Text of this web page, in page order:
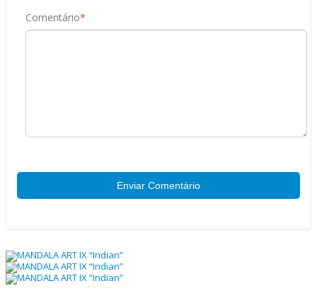
*
Comentário
Enviar Comentário